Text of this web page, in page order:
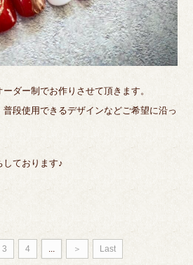
ダー制でお作りさせて頂きます。
段使用できるデザインなどご希望に沿っ
しております♪
3 4 ... ＞ Last